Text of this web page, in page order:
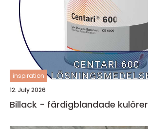
inspiration
12. July 2026
Billack - färdigblandade kulörer